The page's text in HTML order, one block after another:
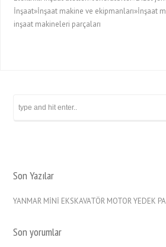
İnşaat»İnşaat makine ve ekipmanları»İnşaat
inşaat makineleri parçaları
Son Yazılar
YANMAR MİNİ EKSKAVATÖR MOTOR YEDEK
Son yorumlar